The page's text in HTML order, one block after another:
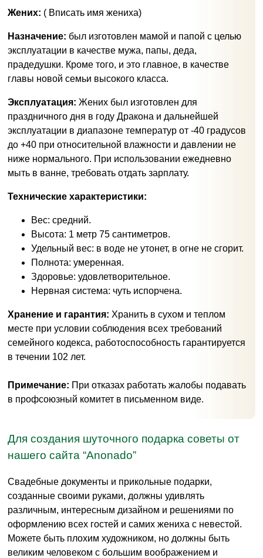
Жених: ( Вписать имя жениха)
Назначение: был изготовлен мамой и папой с целью
эксплуатации в качестве мужа, папы, деда,
прадедушки. Кроме того, и это главное, в качестве
главы новой семьи высокого класса.
Эксплуатация: Жених был изготовлен для
праздничного дня в году Дракона и дальнейшей
эксплуатации в диапазоне температур от -40 градусов
до +40 при относительной влажности и давлении не
ниже нормального. При использовании ежедневно
мыть в ванне, требовать отдать зарплату.
Технические характеристики:
Вес: средний.
Высота: 1 метр 75 сантиметров.
Удельный вес: в воде не утонет, в огне не сгорит.
Полнота: умеренная.
Здоровье: удовлетворительное.
Нервная система: чуть испорчена.
Хранение и гарантия: Хранить в сухом и теплом
месте при условии соблюдения всех требований
семейного кодекса, работоспособность гарантируется
в течении 102 лет.
Примечание: При отказах работать жалобы подавать
в профсоюзный комитет в письменном виде.
Для создания шуточного подарка советы от
нашего сайта “Anonado”
Свадебные документы и прикольные подарки,
созданные своими руками, должны удивлять
различным, интересным дизайном и решениями по
оформлению всех гостей и самих жениха с невестой.
Можете быть плохим художником, но должны быть
великим человеком с большим воображением и